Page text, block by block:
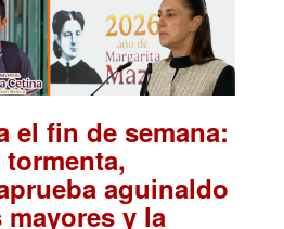
el fin de semana:
aguinaldo
y la